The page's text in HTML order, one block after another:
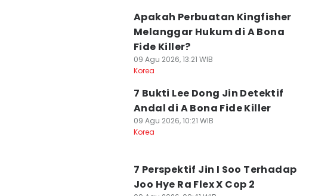
Apakah Perbuatan Kingfisher
Melanggar Hukum di A Bona
Fide Killer?
09 Agu 2026, 13:21 WIB
Korea
7 Bukti Lee Dong Jin Detektif
Andal di A Bona Fide Killer
09 Agu 2026, 10:21 WIB
Korea
7 Perspektif Jin I Soo Terhadap
Joo Hye Ra Flex X Cop 2